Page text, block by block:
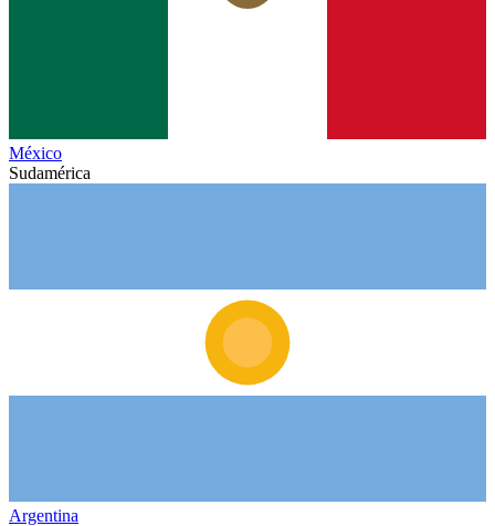
México
Sudamérica
Argentina